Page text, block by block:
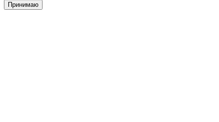
Принимаю